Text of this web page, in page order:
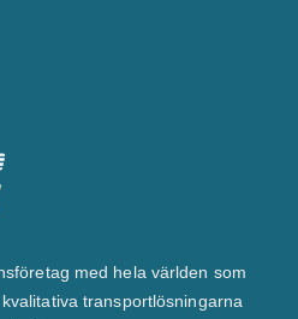
med hela världen som
transportlösningarna